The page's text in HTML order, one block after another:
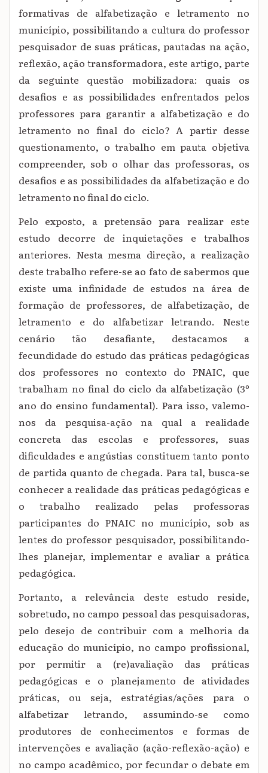
formativas de alfabetização e letramento no
município, possibilitando a cultura do professor
pesquisador de suas práticas, pautadas na ação,
reflexão, ação transformadora, este artigo, parte
da seguinte questão mobilizadora: quais os
desafios e as possibilidades enfrentados pelos
professores para garantir a alfabetização e do
letramento no final do ciclo? A partir desse
questionamento, o trabalho em pauta objetiva
compreender, sob o olhar das professoras, os
desafios e as possibilidades da alfabetização e do
letramento no final do ciclo.
Pelo exposto, a pretensão para realizar este
estudo decorre de inquietações e trabalhos
anteriores. Nesta mesma direção, a realização
deste trabalho refere-se ao fato de sabermos que
existe uma infinidade de estudos na área de
formação de professores, de alfabetização, de
letramento e do alfabetizar letrando. Neste
cenário tão desafiante, destacamos a
fecundidade do estudo das práticas pedagógicas
dos professores no contexto do PNAIC, que
trabalham no final do ciclo da alfabetização (3º
ano do ensino fundamental). Para isso, valemo-
nos da pesquisa-ação na qual a realidade
concreta das escolas e professores, suas
dificuldades e angústias constituem tanto ponto
de partida quanto de chegada. Para tal, busca-se
conhecer a realidade das práticas pedagógicas e
o trabalho realizado pelas professoras
participantes do PNAIC no município, sob as
lentes do professor pesquisador, possibilitando-
lhes planejar, implementar e avaliar a prática
pedagógica.
Portanto, a relevância deste estudo reside,
sobretudo, no campo pessoal das pesquisadoras,
pelo desejo de contribuir com a melhoria da
educação do município, no campo profissional,
por permitir a (re)avaliação das práticas
pedagógicas e o planejamento de atividades
práticas, ou seja, estratégias/ações para o
alfabetizar letrando, assumindo-se como
produtores de conhecimentos e formas de
intervenções e avaliação (ação-reflexão-ação) e
no campo acadêmico, por fecundar o debate em